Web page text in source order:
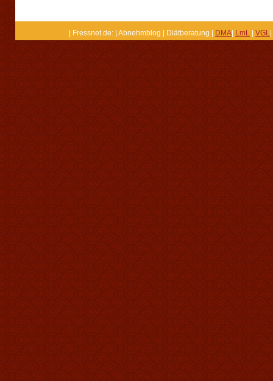
| Fressnet.de: | Abnehmblog | Diätberatung | DMA LmL VGL